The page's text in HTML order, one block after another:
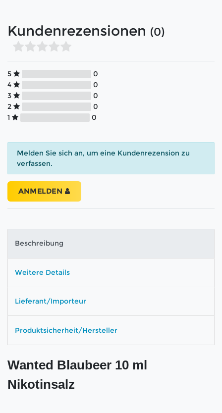
Kundenrezensionen (0)
5
0
4
0
3
0
2
0
1
0
Melden Sie sich an, um eine Kundenrezension zu
verfassen.
ANMELDEN
Beschreibung
Weitere Details
Lieferant/Importeur
Produktsicherheit/Hersteller
Wanted Blaubeer 10 ml
Nikotinsalz